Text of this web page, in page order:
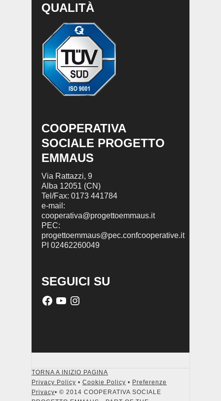
QUALITÀ
COOPERATIVA
SOCIALE PROGETTO
EMMAUS
Via Rattazzi, 9
Alba 12051 (CN)
Tel/Fax: 0173 441784
e-mail:
cooperativa@progettoemmaus.it
PEC:
progettoemmaus@pec.confcooperative.it
PI 02462260049
SEGUICI SU
TORNA A INIZIO PAGINA
Privacy Policy • Cookie Policy • Preferenze
Privacy• © 2014 COOPERATIVA SOCIALE